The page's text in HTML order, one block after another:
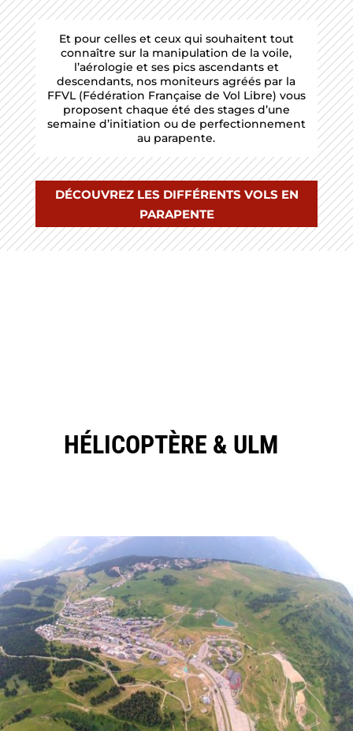
Et pour celles et ceux qui souhaitent tout
connaître sur la manipulation de la voile,
l’aérologie et ses pics ascendants et
descendants, nos moniteurs agréés par la
FFVL (Fédération Française de Vol Libre) vous
proposent chaque été des stages d’une
semaine d’initiation ou de perfectionnement
au parapente.
DÉCOUVREZ LES DIFFÉRENTS VOLS EN
PARAPENTE
HÉLICOPTÈRE & ULM